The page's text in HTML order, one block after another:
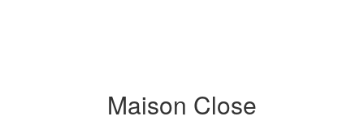
Maison Close